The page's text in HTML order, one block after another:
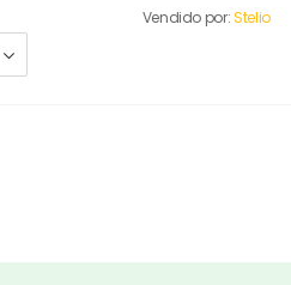
Vendido por:Stelio